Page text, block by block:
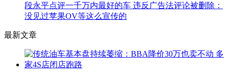
段永平点评一千万内最好的车 违反广告法评论被删除：
没见过苹果OV等这么宣传的
最新文章